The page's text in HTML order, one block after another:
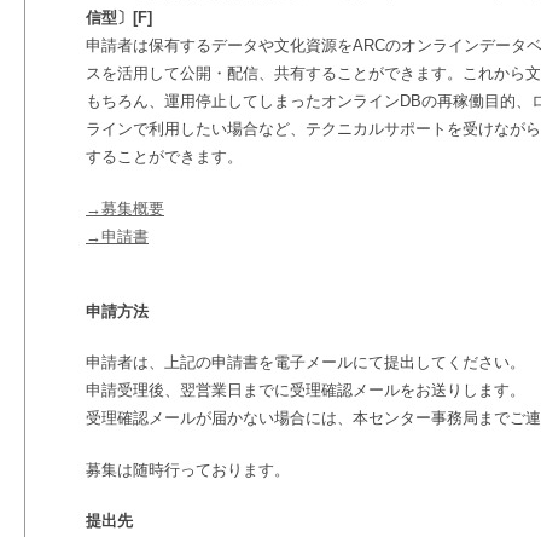
信型〕[F]
申請者は保有するデータや文化資源をARCのオンラインデータ
スを活用して公開・配信、共有することができます。これから
もちろん、運用停止してしまったオンラインDBの再稼働目的
ラインで利用したい場合など、テクニカルサポートを受けなが
することができます。
→募集概要
→申請書
申請方法
申請者は、上記の申請書を電子メールにて提出してください。
申請受理後、翌営業日までに受理確認メールをお送りします。
受理確認メールが届かない場合には、本センター事務局までご
募集は随時行っております。
提出先